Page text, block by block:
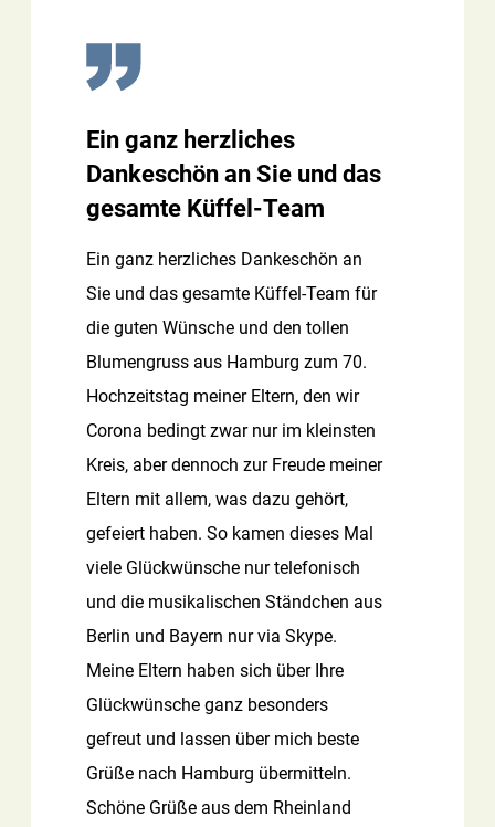
Ein ganz herzliches
Dankeschön an Sie und das
gesamte Küffel-Team
Ein ganz herzliches Dankeschön an
Sie und das gesamte Küffel-Team für
die guten Wünsche und den tollen
Blumengruss aus Hamburg zum 70.
Hochzeitstag meiner Eltern, den wir
Corona bedingt zwar nur im kleinsten
Kreis, aber dennoch zur Freude meiner
Eltern mit allem, was dazu gehört,
gefeiert haben. So kamen dieses Mal
viele Glückwünsche nur telefonisch
und die musikalischen Ständchen aus
Berlin und Bayern nur via Skype.
Meine Eltern haben sich über Ihre
Glückwünsche ganz besonders
gefreut und lassen über mich beste
Grüße nach Hamburg übermitteln.
Schöne Grüße aus dem Rheinland